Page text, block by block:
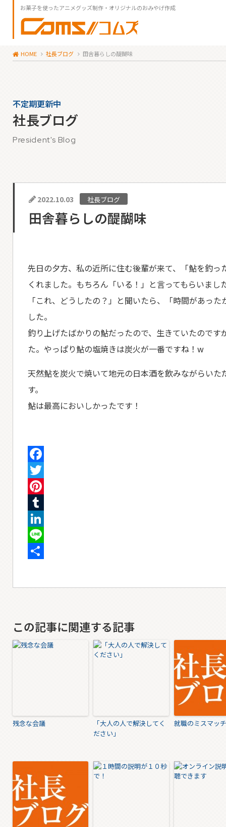
お菓子を使ったアニメグッズ制作・オリジナルのおみやげ作成
HOME 社長ブログ 田舎暮らしの醍醐味
不定期更新中
社長ブログ
President's Blog
2022.10.03 社長ブログ
田舎暮らしの醍醐味
先日の夕方、私の近所に住む後輩が来て、「鮎を釣
くれました。もちろん「いる！」と言ってもらいまし
「これ、どうしたの？」と聞いたら、「時間があっ
した。
釣り上げたばかりの鮎だったので、生きていたので
た。やっぱり鮎の塩焼きは炭火が一番ですね！w
天然鮎を炭火で焼いて地元の日本酒を飲みながらい
す。
鮎は最高においしかったです！
Facebook
Twitter
Pinterest
Tumblr
LinkedIn
Line
この記事に関連する記事
残念な会議
「大人の人で解決してく
ださい」
就職のミスマッチ